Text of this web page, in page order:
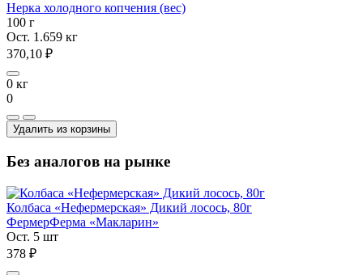
Нерка холодного копчения (вес)
100 г
Ост. 1.659 кг
370,10 ₽
0 кг
0
Удалить из корзины
Без аналогов на рынке
Колбаса «Нефермерская» Дикий лосось, 80г
ФермерФерма «Макларин»
Ост. 5 шт
378 ₽